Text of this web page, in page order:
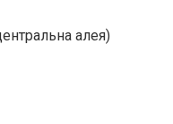
алея)